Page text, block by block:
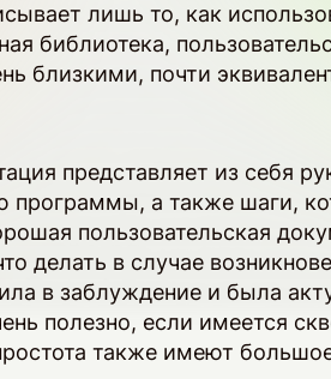
лишь то, как
библиотека,
близкими, почти
представляет из себя
программы, а также шаги,
пользовательская
делать в случае
в заблуждение и была
полезно, если имеется
также имеют